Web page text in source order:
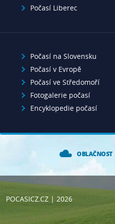
Počasí Liberec
Počasí na Slovensku
Počasí v Evropě
Počasí ve Středomoří
Fotogalerie počasí
Encyklopedie počasí
OBLAČNOST
POCASICZ.CZ| 2026